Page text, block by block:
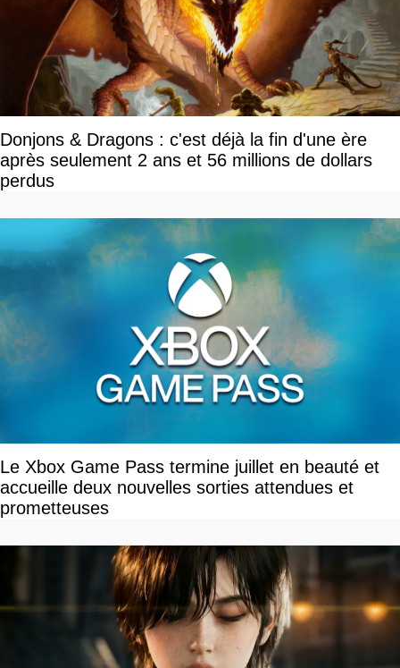
Donjons & Dragons : c'est déjà la fin d'une ère
après seulement 2 ans et 56 millions de dollars
perdus
Le Xbox Game Pass termine juillet en beauté et
accueille deux nouvelles sorties attendues et
prometteuses